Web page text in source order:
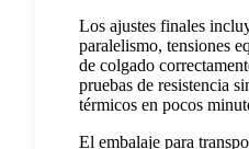
Los ajustes finales
paralelismo, tensiones
de colgado
pruebas de resistencia
térmicos en pocos
El embalaje para